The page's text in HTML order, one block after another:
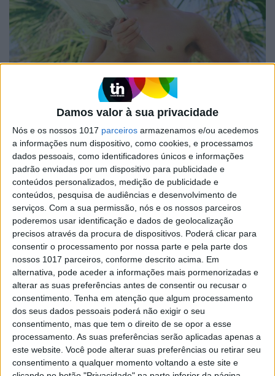
Damos valor à sua privacidade
Nós e os nossos 1017 parceiros armazenamos e/ou acedemos
a informações num dispositivo, como cookies, e processamos
dados pessoais, como identificadores únicos e informações
padrão enviadas por um dispositivo para publicidade e
conteúdos personalizados, medição de publicidade e
conteúdos, pesquisa de audiências e desenvolvimento de
serviços. Com a sua permissão, nós e os nossos parceiros
poderemos usar identificação e dados de geolocalização
precisos através da procura de dispositivos. Poderá clicar para
consentir o processamento por nossa parte e pela parte dos
nossos 1017 parceiros, conforme descrito acima. Em
alternativa, pode aceder a informações mais pormenorizadas e
alterar as suas preferências antes de consentir ou recusar o
consentimento. Tenha em atenção que algum processamento
dos seus dados pessoais poderá não exigir o seu
consentimento, mas que tem o direito de se opor a esse
processamento. As suas preferências serão aplicadas apenas a
este website. Você pode alterar suas preferências ou retirar seu
consentimento a qualquer momento voltando a este site e
'Soundbreaking' ou o lado escondido
da música
Soundbreaking, o último trabalho do “quinto
Beatle” George Martin, é uma série documental
sobre os bastidores da indústria musical. Estreia
esta terça-feira, 24, no canal Odisseia
SITES DO GRUPO TRUST IN NEWS
Visão Visão Se7e